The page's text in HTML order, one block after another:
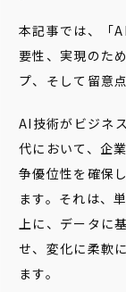
本記事では、「
要性、実現のた
プ、そして留意
AI技術がビジネ
代において、企
争優位性を確保
ます。それは、
上に、データに
せ、変化に柔軟
ます。